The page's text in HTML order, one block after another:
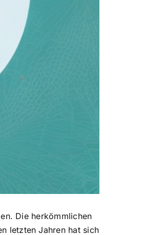
Die herkömmlichen
letzten Jahren hat sich